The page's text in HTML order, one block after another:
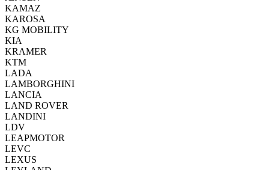
KAMAZ
KAROSA
KG MOBILITY
KIA
KRAMER
KTM
LADA
LAMBORGHINI
LANCIA
LAND ROVER
LANDINI
LDV
LEAPMOTOR
LEVC
LEXUS